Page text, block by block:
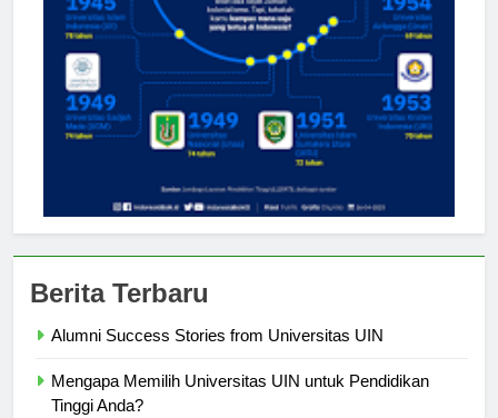
Berita Terbaru
Alumni Success Stories from Universitas UIN
Mengapa Memilih Universitas UIN untuk Pendidikan
Tinggi Anda?